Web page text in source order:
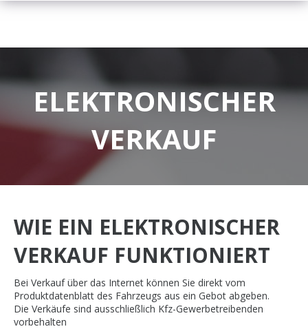
ELEKTRONISCHER
VERKAUF
WIE EIN ELEKTRONISCHER
VERKAUF FUNKTIONIERT
Bei Verkauf über das Internet können Sie direkt vom
Produktdatenblatt des Fahrzeugs aus ein Gebot abgeben.
Die Verkäufe sind ausschließlich Kfz-Gewerbetreibenden
vorbehalten